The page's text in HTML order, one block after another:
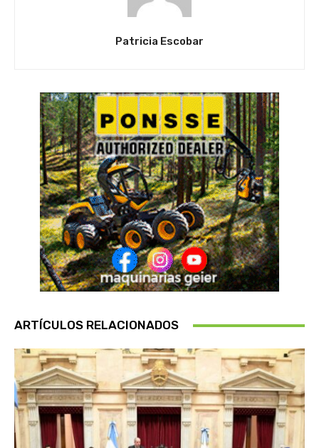
Patricia Escobar
ARTÍCULOS RELACIONADOS